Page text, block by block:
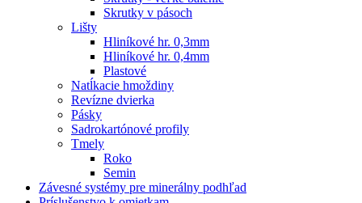
Skrutky v pásoch
Lišty
Hliníkové hr. 0,3mm
Hliníkové hr. 0,4mm
Plastové
Natĺkacie hmoždiny
Revízne dvierka
Pásky
Sadrokartónové profily
Tmely
Roko
Semin
Závesné systémy pre minerálny podhľad